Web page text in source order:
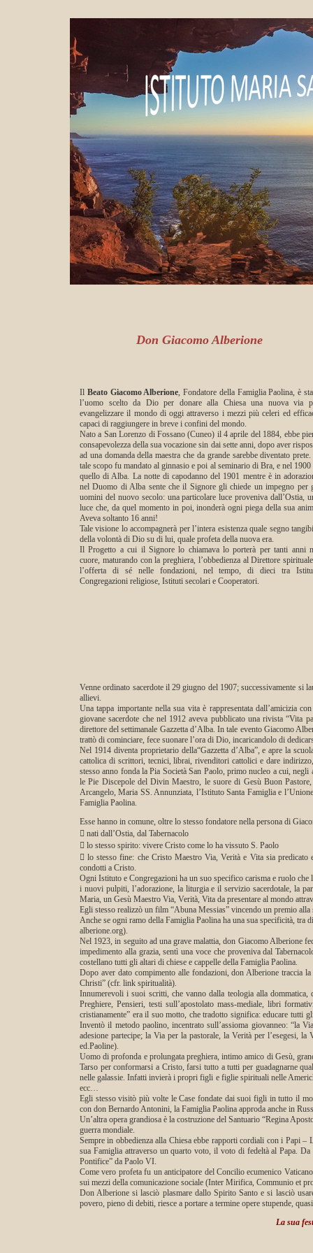
Don Giacomo Alberione
Il Beato Giacomo Alberione, Fondatore della Famiglia Paolina, è
l’uomo scelto da Dio per donare alla Chiesa una nuova via
evangelizzare il mondo di oggi attraverso i mezzi più celeri ed
capaci di raggiungere in breve i confini del mondo.
Nato a San Lorenzo di Fossano (Cuneo) il 4 aprile del 1884, ebbe
consapevolezza della sua vocazione sin dai sette anni, dopo aver
ad una domanda della maestra che da grande sarebbe diventato
tale scopo fu mandato al ginnasio e poi al seminario di Bra, e nel 1900
quello di Alba. La notte di capodanno del 1901 mentre è in
nel Duomo di Alba sente che il Signore gli chiede un impegno per
uomini del nuovo secolo: una particolare luce proveniva dall’Ostia,
luce che, da quel momento in poi, inonderà ogni piega della sua
Aveva soltanto 16 anni!
Tale visione lo accompagnerà per l’intera esistenza quale segno
della volontà di Dio su di lui, quale profeta della nuova era.
Il Progetto a cui il Signore lo chiamava lo porterà per tanti anni
cuore, maturando con la preghiera, l’obbedienza al Direttore
l’offerta di sé nelle fondazioni, nel tempo, di dieci tra
Congregazioni religiose, Istituti secolari e Cooperatori.
Venne ordinato sacerdote il 29 giugno del 1907; successivamente si
allievi.
Una tappa importante nella sua vita è rappresentata dall’amicizia
giovane sacerdote che nel 1912 aveva pubblicato una rivista “Vita
direttore del settimanale Gazzetta d’Alba. In tale evento Giacomo
trattò di cominciare, fece suonare l’ora di Dio, incaricandolo di
Nel 1914 diventa proprietario della“Gazzetta d’Alba”, e apre la
cattolica di scrittori, tecnici, librai, rivenditori cattolici e dare
stesso anno fonda la Pia Società San Paolo, primo nucleo a cui,
le Pie Discepole del Divin Maestro, le suore di Gesù Buon
Arcangelo, Maria SS. Annunziata, l’Istituto Santa Famiglia e
Famiglia Paolina.
Esse hanno in comune, oltre lo stesso fondatore nella persona di
 nati dall’Ostia, dal Tabernacolo
 lo stesso spirito: vivere Cristo come lo ha vissuto S. Paolo
 lo stesso fine: che Cristo Maestro Via, Verità e Vita sia
condotti a Cristo.
Ogni Istituto e Congregazioni ha un suo specifico carisma e ruolo
i nuovi pulpiti, l’adorazione, la liturgia e il servizio sacerdotale, la
Maria, un Gesù Maestro Via, Verità, Vita da presentare al mondo
Egli stesso realizzò un film “Abuna Messias” vincendo un premio alla
Anche se ogni ramo della Famiglia Paolina ha una sua specificità, tra
alberione.org).
Nel 1923, in seguito ad una grave malattia, don Giacomo Alberione
impedimento alla grazia, sentì una voce che proveniva dal
costellano tutti gli altari di chiese e cappelle della Famiglia Paolina.
Dopo aver dato compimento alle fondazioni, don Alberione traccia
Christi” (cfr. link spiritualità).
Innumerevoli i suoi scritti, che vanno dalla teologia alla
Preghiere, Pensieri, testi sull’apostolato mass-mediale, libri
cristianamente” era il suo motto, che tradotto significa: educare
Inventò il metodo paolino, incentrato sull’assioma giovanneo: “la
adesione partecipe; la Via per la pastorale, la Verità per l’esegesi,
ed.Paoline).
Uomo di profonda e prolungata preghiera, intimo amico di Gesù,
Tarso per conformarsi a Cristo, farsi tutto a tutti per guadagnarne
nelle galassie. Infatti invierà i propri figli e figlie spirituali nelle
ecc…
Egli stesso visitò più volte le Case fondate dai suoi figli in tutto il
con don Bernardo Antonini, la Famiglia Paolina approda anche in
Un’altra opera grandiosa è la costruzione del Santuario “Regina
guerra mondiale.
Sempre in obbedienza alla Chiesa ebbe rapporti cordiali con i
sua Famiglia attraverso un quarto voto, il voto di fedeltà al Papa.
Pontifice” da Paolo VI.
Come vero profeta fu un anticipatore del Concilio ecumenico
sui mezzi della comunicazione sociale (Inter Mirifica, Communio et
Don Alberione si lasciò plasmare dallo Spirito Santo e si lasciò
povero, pieno di debiti, riesce a portare a termine opere stupende,
La sua